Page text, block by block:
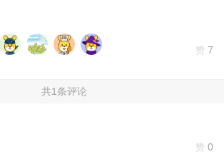
赞 7
共1条评论
赞 0